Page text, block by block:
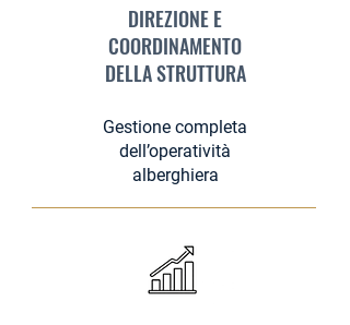
DIREZIONE E
COORDINAMENTO
DELLA STRUTTURA
Gestione completa
dell’operatività
alberghiera